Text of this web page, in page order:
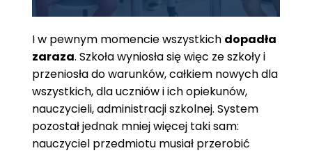
I w pewnym momencie wszystkich dopadła
zaraza. Szkoła wyniosła się więc ze szkoły i
przeniosła do warunków, całkiem nowych dla
wszystkich, dla uczniów i ich opiekunów,
nauczycieli, administracji szkolnej. System
pozostał jednak mniej więcej taki sam:
nauczyciel przedmiotu musiał przerobić